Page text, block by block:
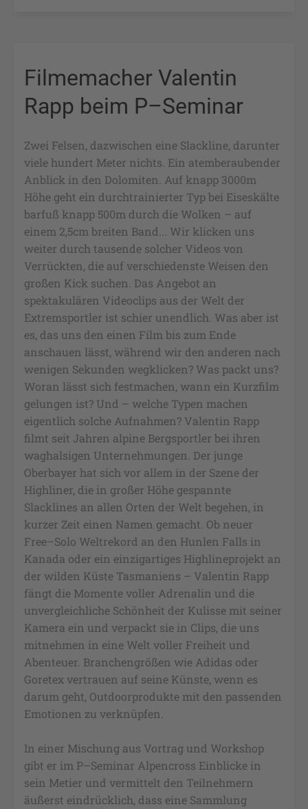
Filmemacher Valentin
Rapp beim P–Seminar
Zwei Felsen, dazwischen eine Slackline, darunter
viele hundert Meter nichts. Ein atemberaubender
Anblick in den Dolomiten. Auf knapp 3000m
Höhe geht ein durchtrainierter Typ bei Eiseskälte
barfuß knapp 500m durch die Wolken – auf
einem 2,5cm breiten Band... Wir klicken uns
weiter durch tausende solcher Videos von
Verrückten, die auf verschiedenste Weisen den
großen Kick suchen. Das Angebot an
spektakulären Videoclips aus der Welt der
Extremsportler ist schier unendlich. Was aber ist
es, das uns den einen Film bis zum Ende
anschauen lässt, während wir den anderen nach
wenigen Sekunden wegklicken? Was packt uns?
Woran lässt sich festmachen, wann ein Kurzfilm
gelungen ist? Und – welche Typen machen
eigentlich solche Aufnahmen? Valentin Rapp
filmt seit Jahren alpine Bergsportler bei ihren
waghalsigen Unternehmungen. Der junge
Oberbayer hat sich vor allem in der Szene der
Highliner, die in großer Höhe gespannte
Slacklines an allen Orten der Welt begehen, in
kurzer Zeit einen Namen gemacht. Ob neuer
Free–Solo Weltrekord an den Hunlen Falls in
Kanada oder ein einzigartiges Highlineprojekt an
der wilden Küste Tasmaniens – Valentin Rapp
fängt die Momente voller Adrenalin und die
unvergleichliche Schönheit der Kulisse mit seiner
Kamera ein und verpackt sie in Clips, die uns
mitnehmen in eine Welt voller Freiheit und
Abenteuer. Branchengrößen wie Adidas oder
Goretex vertrauen auf seine Künste, wenn es
darum geht, Outdoorprodukte mit den passenden
Emotionen zu verknüpfen.
In einer Mischung aus Vortrag und Workshop
gibt er im P–Seminar Alpencross Einblicke in
sein Metier und vermittelt den Teilnehmern
äußerst eindrücklich, dass eine Sammlung